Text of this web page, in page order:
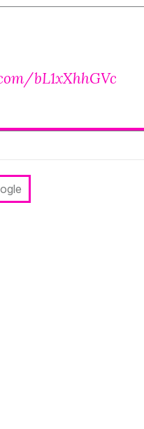
bL1xXhhGVc